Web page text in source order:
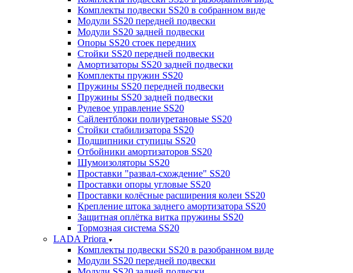
Комплекты подвески SS20 в собранном виде
Модули SS20 передней подвески
Модули SS20 задней подвески
Опоры SS20 стоек передних
Стойки SS20 передней подвески
Амортизаторы SS20 задней подвески
Комплекты пружин SS20
Пружины SS20 передней подвески
Пружины SS20 задней подвески
Рулевое управление SS20
Сайлентблоки полиуретановые SS20
Стойки стабилизатора SS20
Подшипники ступицы SS20
Отбойники амортизаторов SS20
Шумоизоляторы SS20
Проставки "развал-схождение" SS20
Проставки опоры угловые SS20
Проставки колёсные расширения колеи SS20
Крепление штока заднего амортизатора SS20
Защитная оплётка витка пружины SS20
Тормозная система SS20
LADA Priora
Комплекты подвески SS20 в разобранном виде
Модули SS20 передней подвески